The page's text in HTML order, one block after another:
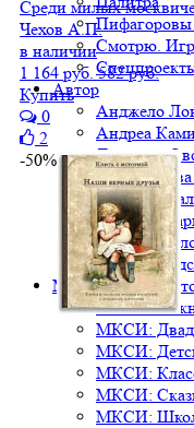
Смотрю.
Автор
Анджело
Андреа
Дмитрий
Евгения
Наталья
Сергей
Херлуф
Малая книга с
Вся Малая
МКСИ:
МКСИ:
МКСИ:
МКСИ:
МКСИ:
Среди милых
Чехов А.П.
в наличии
1 164 руб. 582 руб.
Купить
0
2
-50%